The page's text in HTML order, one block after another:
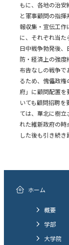
もに、各地の治
と軍事顧問の指
報収集・宣伝工作
に、それぞれ当た
日中戦争勃発後
防・経済上の強
布告なしの戦争
るため、傀儡政
府」に顧問配置
いても顧問招聘
ては、華北に樹立
れた維新政府の時
した後も引き続き
ホーム
概要
学部
大学院